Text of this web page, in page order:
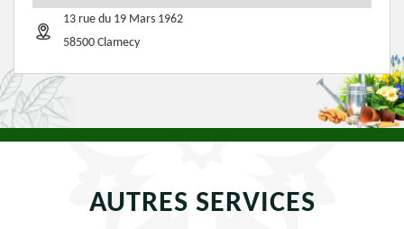
13 rue du 19 Mars 1962
58500 Clamecy
AUTRES SERVICES